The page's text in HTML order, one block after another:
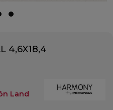
4,6X18,4
Land